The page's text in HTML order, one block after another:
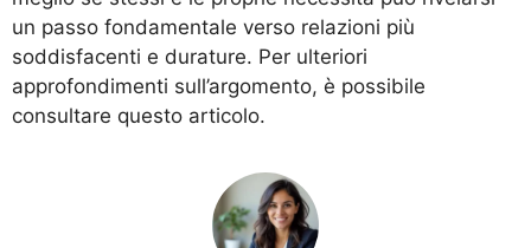
un passo fondamentale verso relazioni più
soddisfacenti e durature. Per ulteriori
approfondimenti sull’argomento, è possibile
consultare questo articolo.